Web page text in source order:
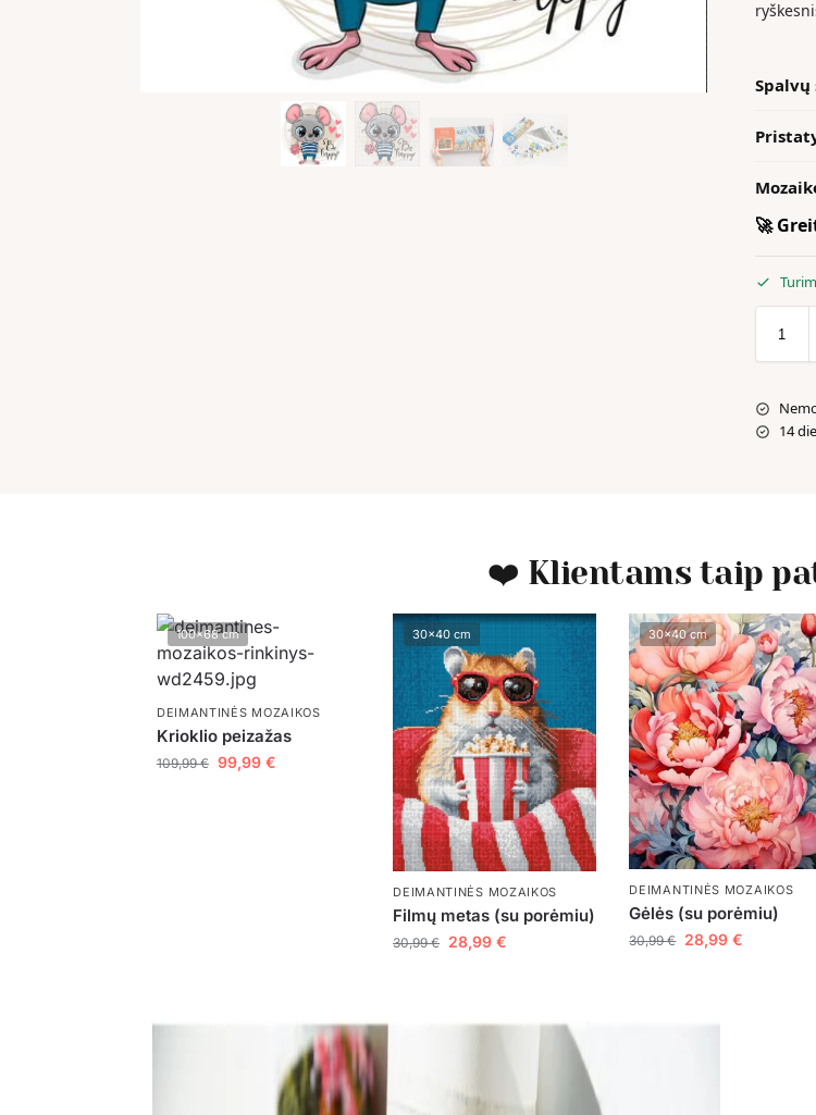
Spalvų
🚀
14
❤️ Klientams taip
100x68 cm
DEIMANTINĖS MOZAIKOS
Krioklio peizažas
109,99€ 99,99 €
30x40 cm
DEIMANTINĖS MOZAIKOS
Filmų metas (su porėmiu)
30,99€ 28,99€
30x40 cm
DEIMANTINĖS MOZAIKOS
Gėlės (su porėmiu)
30,99€ 28,99€